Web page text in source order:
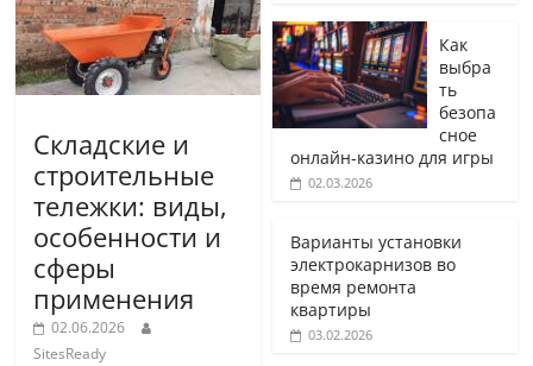
Складские и
строительные
тележки: виды,
особенности и
сферы
применения
02.06.2026
SitesReady
Как
выбра
ть
безопа
сное
онлайн-казино для игры
02.03.2026
Варианты установки
электрокарнизов во
время ремонта
квартиры
03.02.2026